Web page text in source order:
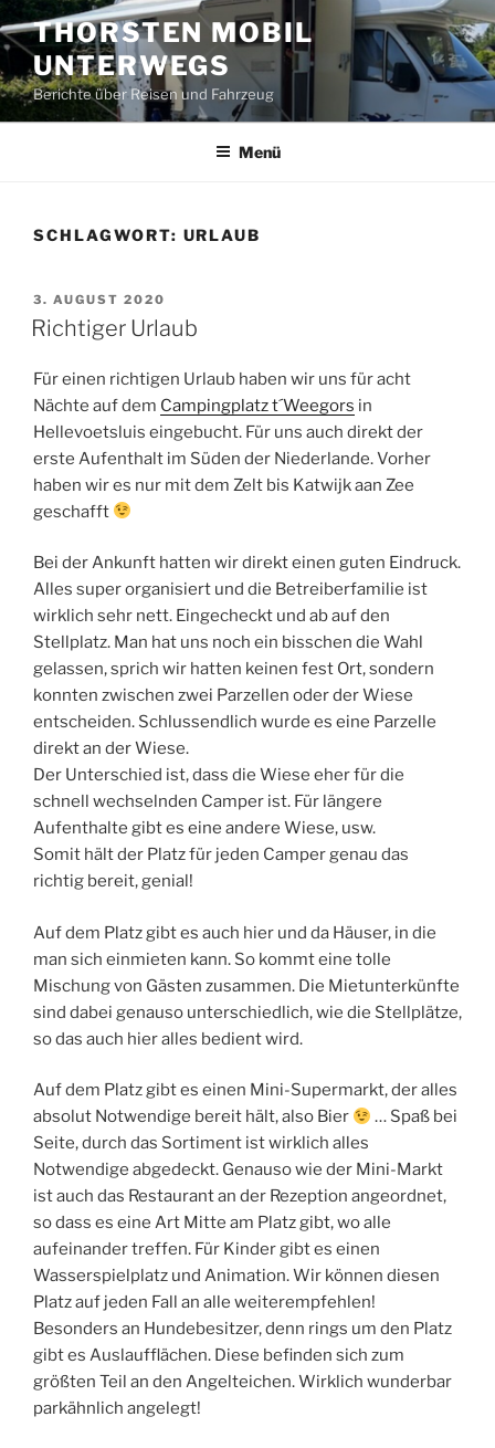
Zum
Inhalt
springen
THORSTEN MOBIL
UNTERWEGS
Berichte über Reisen und Fahrzeug
Menü
SCHLAGWORT: URLAUB
VERÖFFENTLICHT
AM
3. AUGUST 2020
Richtiger Urlaub
Für einen richtigen Urlaub haben wir uns für acht
Nächte auf dem Campingplatz t´Weegors in
Hellevoetsluis eingebucht. Für uns auch direkt der
erste Aufenthalt im Süden der Niederlande. Vorher
haben wir es nur mit dem Zelt bis Katwijk aan Zee
geschafft
Bei der Ankunft hatten wir direkt einen guten Eindruck.
Alles super organisiert und die Betreiberfamilie ist
wirklich sehr nett. Eingecheckt und ab auf den
Stellplatz. Man hat uns noch ein bisschen die Wahl
gelassen, sprich wir hatten keinen fest Ort, sondern
konnten zwischen zwei Parzellen oder der Wiese
entscheiden. Schlussendlich wurde es eine Parzelle
direkt an der Wiese.
Der Unterschied ist, dass die Wiese eher für die
schnell wechselnden Camper ist. Für längere
Aufenthalte gibt es eine andere Wiese, usw.
Somit hält der Platz für jeden Camper genau das
richtig bereit, genial!
Auf dem Platz gibt es auch hier und da Häuser, in die
man sich einmieten kann. So kommt eine tolle
Mischung von Gästen zusammen. Die Mietunterkünfte
sind dabei genauso unterschiedlich, wie die Stellplätze,
so das auch hier alles bedient wird.
Auf dem Platz gibt es einen Mini-Supermarkt, der alles
absolut Notwendige bereit hält, also Bier
… Spaß bei
Seite, durch das Sortiment ist wirklich alles
Notwendige abgedeckt. Genauso wie der Mini-Markt
ist auch das Restaurant an der Rezeption angeordnet,
so dass es eine Art Mitte am Platz gibt, wo alle
aufeinander treffen. Für Kinder gibt es einen
Wasserspielplatz und Animation. Wir können diesen
Platz auf jeden Fall an alle weiterempfehlen!
Besonders an Hundebesitzer, denn rings um den Platz
gibt es Auslaufflächen. Diese befinden sich zum
größten Teil an den Angelteichen. Wirklich wunderbar
parkähnlich angelegt!